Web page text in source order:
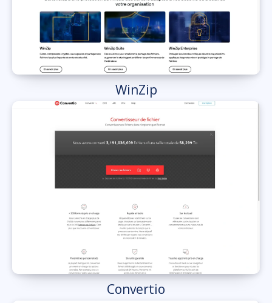
WinZip
Convertio